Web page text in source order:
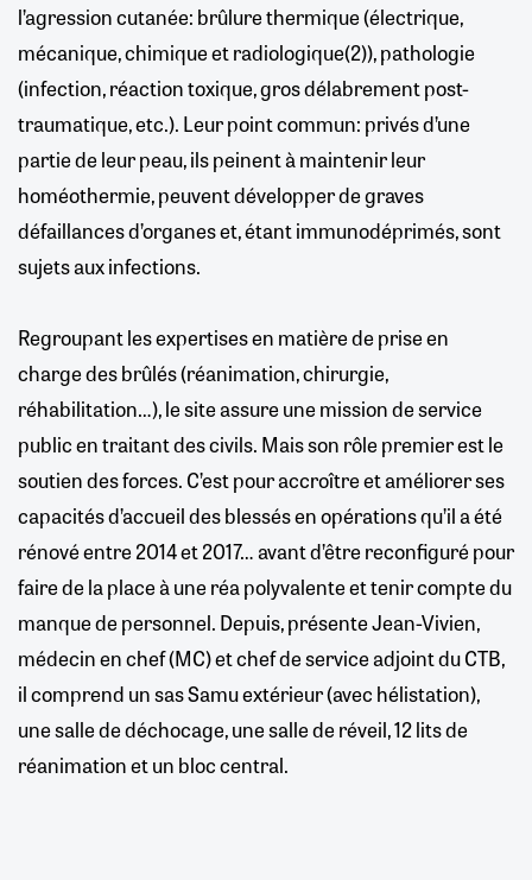
l’agression cutanée: brûlure thermique (électrique,
mécanique, chimique et radiologique(2)), pathologie
(infection, réaction toxique, gros délabrement post-
traumatique, etc.). Leur point commun: privés d’une
partie de leur peau, ils peinent à maintenir leur
homéothermie, peuvent développer de graves
défaillances d’organes et, étant immunodéprimés, sont
sujets aux infections.
Regroupant les expertises en matière de prise en
charge des brûlés (réanimation, chirurgie,
réhabilitation…), le site assure une mission de service
public en traitant des civils. Mais son rôle premier est le
soutien des forces. C’est pour accroître et améliorer ses
capacités d’accueil des blessés en opérations qu’il a été
rénové entre 2014 et 2017… avant d’être reconfiguré pour
faire de la place à une réa polyvalente et tenir compte du
manque de personnel. Depuis, présente Jean-Vivien,
médecin en chef (MC) et chef de service adjoint du CTB,
il comprend un sas Samu extérieur (avec hélistation),
une salle de déchocage, une salle de réveil, 12 lits de
réanimation et un bloc central.